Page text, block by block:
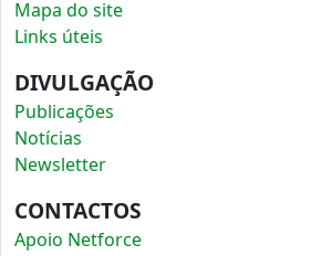
Mapa do site
Links úteis
DIVULGAÇÃO
Publicações
Notícias
Newsletter
CONTACTOS
Apoio Netforce